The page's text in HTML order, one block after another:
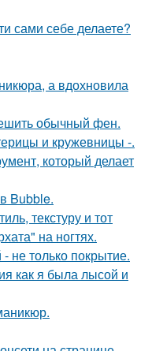
сами себе делаете?
а вдохновила
обычный фен.
и кружевницы -.
который делает
Bubble.
текстуру и тот
на ногтях.
не только покрытие.
как я была лысой и